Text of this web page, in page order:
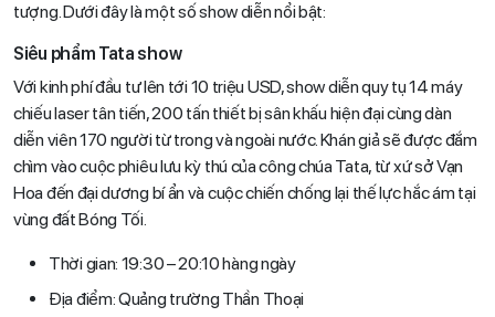
tượng. Dưới đây là một số show diễn nổi bật:
Siêu phẩm Tata show
Với kinh phí đầu tư lên tới 10 triệu USD, show diễn quy tụ 14 máy
chiếu laser tân tiến, 200 tấn thiết bị sân khấu hiện đại cùng dàn
diễn viên 170 người từ trong và ngoài nước. Khán giả sẽ được đắm
chìm vào cuộc phiêu lưu kỳ thú của công chúa Tata, từ xứ sở Vạn
Hoa đến đại dương bí ẩn và cuộc chiến chống lại thế lực hắc ám tại
vùng đất Bóng Tối.
Thời gian: 19:30 – 20:10 hàng ngày
Địa điểm: Quảng trường Thần Thoại